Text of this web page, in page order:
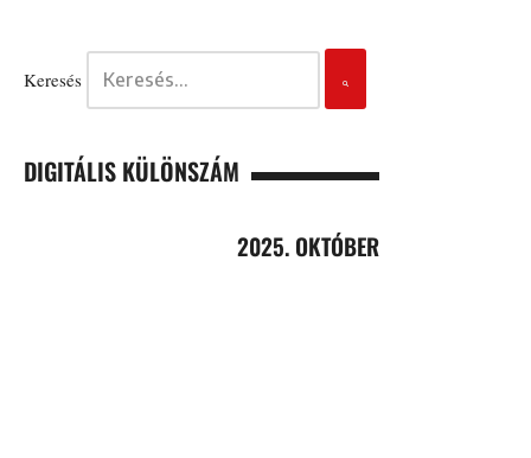
Keresés
DIGITÁLIS KÜLÖNSZÁM
2025. OKTÓBER